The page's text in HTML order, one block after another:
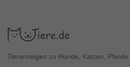
Tieranzeigen zu Hunde, Katzen, Pferde.